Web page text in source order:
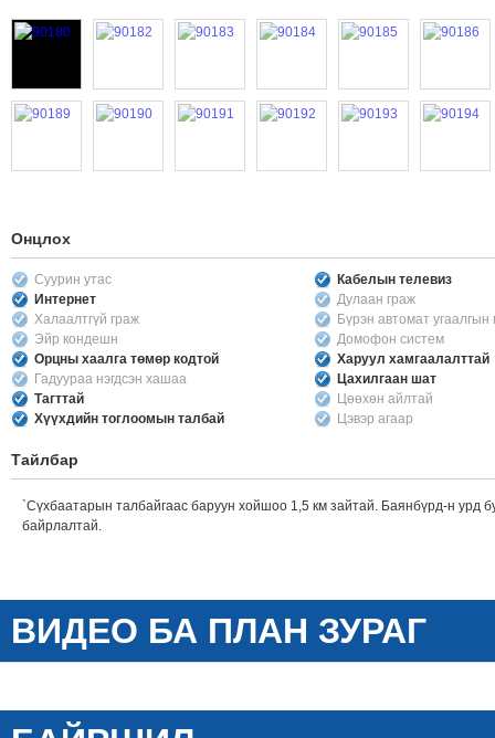
Онцлох
Суурин утас
Кабелын телевиз
Интернет
Дулаан граж
Халаалтгүй граж
Бүрэн автомат
Эйр кондешн
Домофон систем
Орцны хаалга төмөр кодтой
Харуул хамгаалалттай
Гадуураа нэгдсэн хашаа
Цахилгаан шат
Тагттай
Цөөхөн айлтай
Хүүхдийн тоглоомын талбай
Цэвэр агаар
Тайлбар
`Сүхбаатарын талбайгаас баруун хойшоо 1,5 км зайтай. Баянбүрд-н урд
байрлалтай.
ВИДЕО БА ПЛАН ЗУРАГ